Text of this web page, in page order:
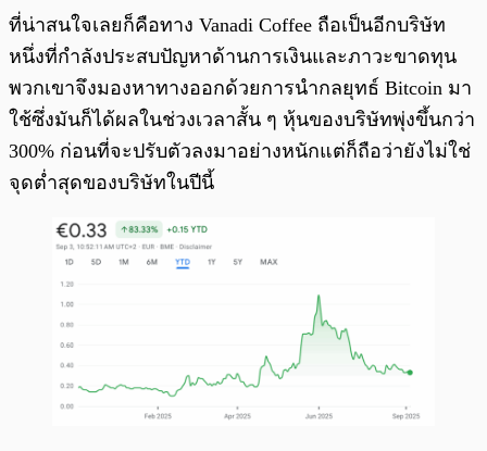
ที่น่าสนใจเลยก็คือทาง Vanadi Coffee ถือเป็นอีกบริษัท
หนึ่งที่กำลังประสบปัญหาด้านการเงินและภาวะขาดทุน
พวกเขาจึงมองหาทางออกด้วยการนำกลยุทธ์ Bitcoin มา
ใช้ซึ่งมันก็ได้ผลในช่วงเวลาสั้น ๆ หุ้นของบริษัทพุ่งขึ้นกว่า
300% ก่อนที่จะปรับตัวลงมาอย่างหนักแต่ก็ถือว่ายังไม่ใช่
จุดต่ำสุดของบริษัทในปีนี้